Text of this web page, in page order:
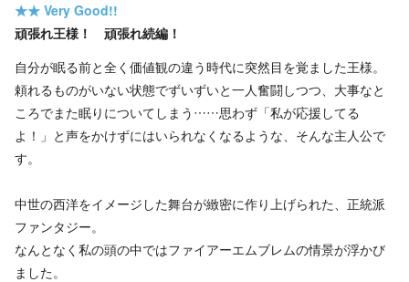
★★ Very Good!!
頑張れ王様！ 頑張れ続編！
自分が眠る前と全く価値観の違う時代に突然目を覚ました王様。
頼れるものがいない状態でずいずいと一人奮闘しつつ、大事なと
ころでまた眠りについてしまう……思わず「私が応援してる
よ！」と声をかけずにはいられなくなるような、そんな主人公で
す。
中世の西洋をイメージした舞台が緻密に作り上げられた、正統派
ファンタジー。
なんとなく私の頭の中ではファイアーエムブレムの情景が浮かび
ました。